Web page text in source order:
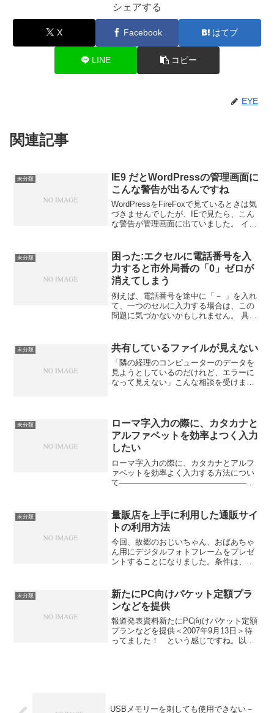
シェアする
X Facebook はてブ
LINE コピー
EYE
関連記事
未分類
IE9 だとWordPressの管理画面に
こんな警告が出るんですね
WordPressをFireFoxで見ているときは気
づきませんでしたが、IEで見たら、こん
な警告が管理画面に出ていました。 イン
が、IEのバージョンをあげないで、Fire...
未分類
困った:エクセルに電話番号を入
力すると市外局番の「0」ゼロが
消えてしまう
例えば、電話番号を途中に「－ 」を入れ
て、一つのセルに入力する場合は、この
問題に気づかないかもしれません。 具体
には、そのまま入力した内容が表示され
ます。 ところが...
未分類 共有しているファイルが見えない
「隣の経理のコンピューターのデータを
見ようとしているのだけれど、エラーに
なって見えない」こんな相談を受けまし
コンに電源を入れてもらっ...
未分類
ローマ字入力の際に、カタカナと
アルファベットを効率よつく入力
したい
ローマ字入力の際に、カタカナとアルフ
ァベットを効率よく入力する方法につい
て————————————————日
文章を書いている時に、「SONY」を入
力する場...
未分類
量販店を上手に利用した通販サイ
トの利用方法
今回、故郷のおじいちゃん、おばあちゃ
ん用にデジタルフォトフレームをプレゼ
ントすることになりました。条件は、デ
で、通販を利用するのが賢い買い方だと
思いますが、現物を見てみな...
未分類
新たにPC向けパケット定額プラ
ンなどを提供
報道発表資料新たにPC向けパケット定額
プランなどを提供＜2007年9月13日＞待
ってました！ という感じですね。以前
USBメモリーを刺しても使用できない－